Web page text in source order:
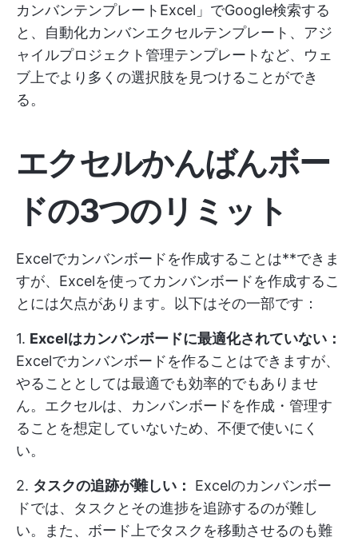
カンバンテンプレートExcel」でGoogle検索する
と、自動化カンバンエクセルテンプレート、アジ
ャイルプロジェクト管理テンプレートなど、ウェ
ブ上でより多くの選択肢を見つけることができ
る。
エクセルかんばんボー
ドの3つのリミット
Excelでカンバンボードを作成することは**できま
すが、Excelを使ってカンバンボードを作成するこ
とには欠点があります。以下はその一部です：
1. Excelはカンバンボードに最適化されていない：
Excelでカンバンボードを作ることはできますが、
やることとしては最適でも効率的でもありませ
ん。エクセルは、カンバンボードを作成・管理す
ることを想定していないため、不便で使いにく
い。
2. タスクの追跡が難しい：
Excelのカンバンボー
ドでは、タスクとその進捗を追跡するのが難し
い。また、ボード上でタスクを移動させるのも難